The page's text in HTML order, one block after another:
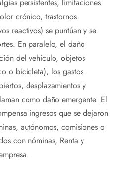
persistentes, limitaciones
crónico, trastornos
reactivos) se puntúan y se
En paralelo, el daño
del vehículo, objetos
o bicicleta), los gastos
desplazamientos y
como daño emergente. El
ingresos que se dejaron
autónomos, comisiones o
con nóminas, Renta y